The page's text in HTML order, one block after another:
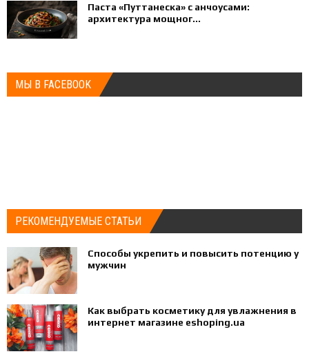
Паста «Путтанеска» с анчоусами:
архитектура мощног...
МЫ В FACEBOOK
РЕКОМЕНДУЕМЫЕ СТАТЬИ
Способы укрепить и повысить потенцию у
мужчин
Как выбрать косметику для увлажнения в
интернет магазине eshoping.ua